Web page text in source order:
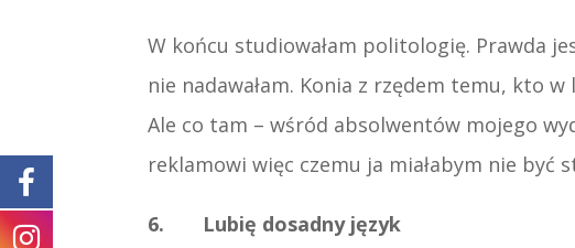
W końcu studiowałam politologię. Prawda
nie nadawałam. Konia z rzędem temu, kto
Ale co tam – wśród absolwentów mojego
reklamowi więc czemu ja miałabym nie być
6. Lubię dosadny język